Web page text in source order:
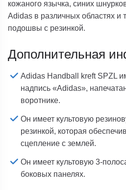
кожаного язычка, синих
Adidas в различных областях и
подошвы с резинкой.
Дополнительная
Adidas Handball kreft SPZL
надпись «Adidas»,
воротнике.
Он имеет культовую
резинкой, которая
сцепление с землей.
Он имеет культовую 3-
боковых панелях.